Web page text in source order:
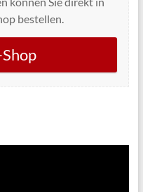
bestellen.